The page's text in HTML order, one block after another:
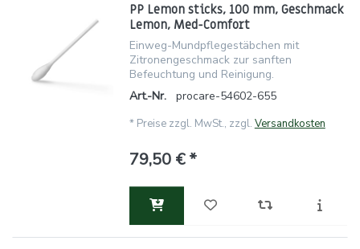
PP Lemon sticks, 100 mm, Geschmack
Lemon, Med-Comfort
Einweg-Mundpflegestäbchen mit
Zitronengeschmack zur sanften
Befeuchtung und Reinigung.
Art.-Nr.
procare-54602-655
* Preise zzgl. MwSt., zzgl. Versandkosten
79,50 € *